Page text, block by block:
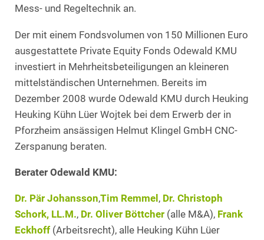
Mess- und Regeltechnik an.
Der mit einem Fondsvolumen von 150 Millionen Euro
ausgestattete Private Equity Fonds Odewald KMU
investiert in Mehrheitsbeteiligungen an kleineren
mittelständischen Unternehmen. Bereits im
Dezember 2008 wurde Odewald KMU durch Heuking
Heuking Kühn Lüer Wojtek bei dem Erwerb der in
Pforzheim ansässigen Helmut Klingel GmbH CNC-
Zerspanung beraten.
Berater Odewald KMU:
Dr. Pär Johansson,Tim Remmel , Dr. Christoph
Schork, LL.M., Dr. Oliver Böttcher (alle M&A), Frank
Eckhoff (Arbeitsrecht), alle Heuking Kühn Lüer